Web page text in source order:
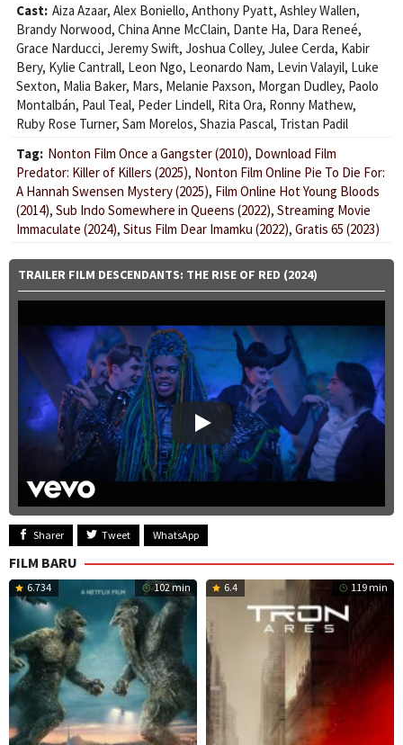
Cast: Aiza Azaar, Alex Boniello, Anthony Pyatt, Ashley Wallen,
Brandy Norwood, China Anne McClain, Dante Ha, Dara Reneé,
Grace Narducci, Jeremy Swift, Joshua Colley, Julee Cerda, Kabir
Bery, Kylie Cantrall, Leon Ngo, Leonardo Nam, Levin Valayil, Luke
Sexton, Malia Baker, Mars, Melanie Paxson, Morgan Dudley, Paolo
Montalbán, Paul Teal, Peder Lindell, Rita Ora, Ronny Mathew,
Ruby Rose Turner, Sam Morelos, Shazia Pascal, Tristan Padil
Tag: Nonton Film Once a Gangster (2010), Download Film
Predator: Killer of Killers (2025), Nonton Film Online Pie To Die For:
A Hannah Swensen Mystery (2025), Film Online Hot Young Bloods
(2014), Sub Indo Somewhere in Queens (2022), Streaming Movie
Immaculate (2024), Situs Film Dear Imamku (2022), Gratis 65 (2023)
TRAILER FILM DESCENDANTS: THE RISE OF RED (2024)
Sharer Tweet WhatsApp
FILM BARU
6.734 102 min 6.4 119 min